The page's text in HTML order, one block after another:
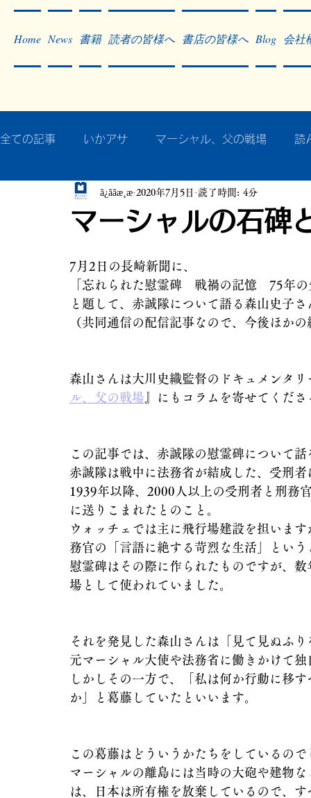
Home News 書籍 読者の皆様へ 書店の皆様へ Blog 会社
全ての記事 いかアサ マーシャル、父の戦場 読
秘蔵写真200枚でたどるアジア・太平洋戦争
マーシャルの石碑
ã¿ããæ¸æ 2020年7月5日 読了時間: 4分
7月2日の長崎新聞に、
「忘れられた慰霊碑　戦禍の記憶　75年
と題して、赤誠隊について語る森山史子
（共同通信の配信記事なので、今後ほか
森山さんは大川史織監督のドキュメンタリ
ル、父の戦場 』にもコラムを寄せてくだ
この記事では、赤誠隊の慰霊碑について
赤誠隊は戦中に法務省が結成した、受刑
1939年以降、2000人以上の受刑者と刑務
に送りこまれたとのこと。
ウォッチェでは主に飛行場建設を担いま
務官の「言語に絶する苛烈な生活」とい
慰霊碑はその際に作られたものですが、
場として使われていました。
それを発見した森山さんは「見て見ぬふ
元マーシャル大使や法務省に働きかけて
しかしその一方で、「私は何か行動に移
か」と葛藤していたといいます。
この葛藤はどういうかたちをしているので
マーシャルの離島には当時の大砲や建物
は、日本は所有権を放棄しているので、